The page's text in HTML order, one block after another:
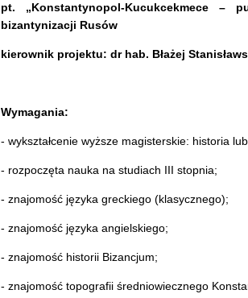
pt. „Konstantynopol-Kucukcekmece –
bizantynizacji Rusów
kierownik projektu: dr hab. Błażej
Wymagania:
- wykształcenie wyższe magisterskie: historia
- rozpoczęta nauka na studiach III stopnia;
- znajomość języka greckiego (klasycznego);
- znajomość języka angielskiego;
- znajomość historii Bizancjum;
- znajomość topografii średniowiecznego